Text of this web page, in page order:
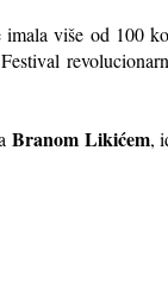
više od 100
Branom Likićem,